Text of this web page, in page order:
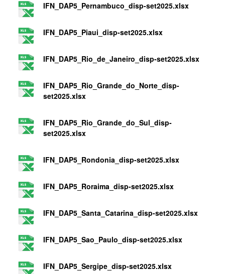
IFN_DAP5_Pernambuco_disp-set2025.xlsx
IFN_DAP5_Piaui_disp-set2025.xlsx
IFN_DAP5_Rio_de_Janeiro_disp-set2025.xlsx
IFN_DAP5_Rio_Grande_do_Norte_disp-
set2025.xlsx
IFN_DAP5_Rio_Grande_do_Sul_disp-
set2025.xlsx
IFN_DAP5_Rondonia_disp-set2025.xlsx
IFN_DAP5_Roraima_disp-set2025.xlsx
IFN_DAP5_Santa_Catarina_disp-set2025.xlsx
IFN_DAP5_Sao_Paulo_disp-set2025.xlsx
IFN_DAP5_Sergipe_disp-set2025.xlsx